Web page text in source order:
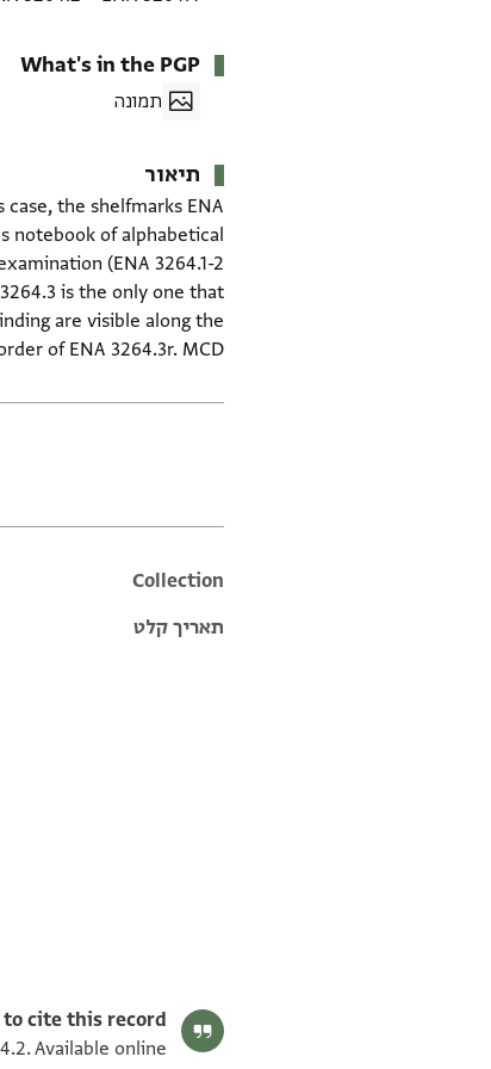
What's in the PGP
תמונה
תיאור
the shelfmarks ENA
notebook of alphabetical
(ENA 3264.1-2
is the only one that
are visible along the
of ENA 3264.3r. MCD.
metadata
Collection
תאריך קלט
to cite this record:
Available online